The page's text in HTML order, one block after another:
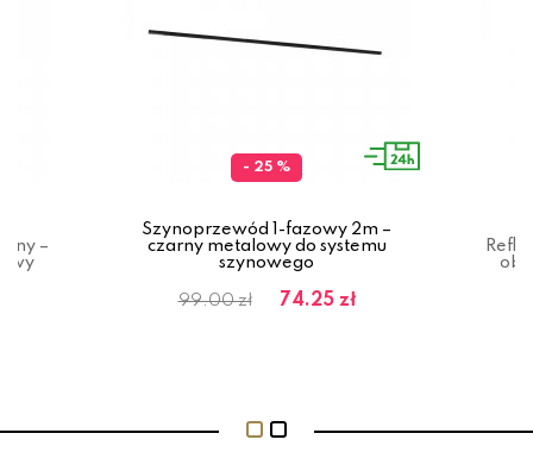
–
- 25 %
Szynoprzewód 1-fazowy 2m –
czarny metalowy do systemu
szynowego
99.00 zł 74.25 zł